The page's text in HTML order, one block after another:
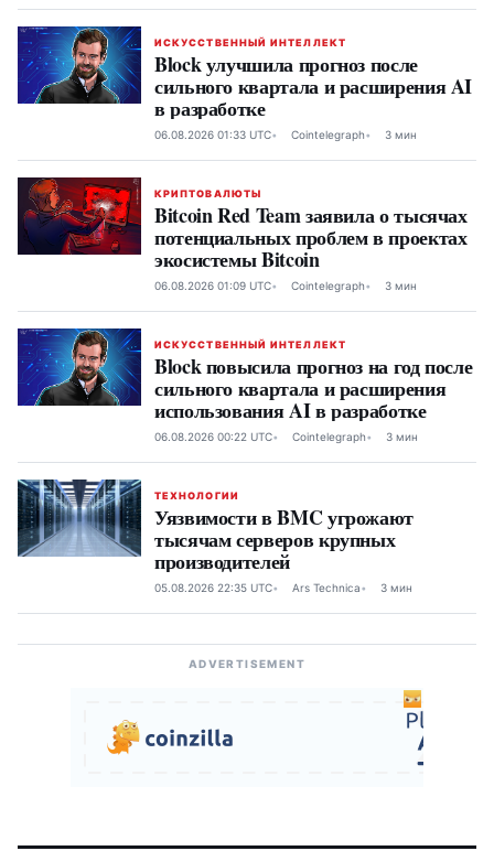
ИСКУССТВЕННЫЙ ИНТЕЛЛЕКТ
Block улучшила прогноз после
сильного квартала и расширения AI
в разработке
06.08.2026 01:33 UTC Cointelegraph 3 мин
КРИПТОВАЛЮТЫ
Bitcoin Red Team заявила о тысячах
потенциальных проблем в проектах
экосистемы Bitcoin
06.08.2026 01:09 UTC Cointelegraph 3 мин
ИСКУССТВЕННЫЙ ИНТЕЛЛЕКТ
Block повысила прогноз на год после
сильного квартала и расширения
использования AI в разработке
06.08.2026 00:22 UTC Cointelegraph 3 мин
ТЕХНОЛОГИИ
Уязвимости в BMC угрожают
тысячам серверов крупных
производителей
05.08.2026 22:35 UTC Ars Technica 3 мин
ADVERTISEMENT